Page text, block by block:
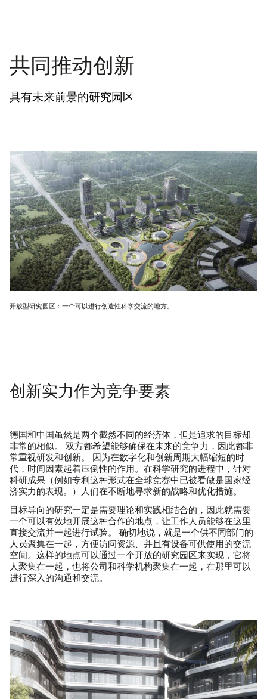
共同推动创新
具有未来前景的研究园区
开放型研究园区：一个可以进行创造性科学交流的地方。
创新实力作为竞争要素
德国和中国虽然是两个截然不同的经济体，但是追求的目标却
非常的相似。 双方都希望能够确保在未来的竞争力，因此都非
常重视研发和创新。 因为在数字化和创新周期大幅缩短的时
代，时间因素起着压倒性的作用。在科学研究的进程中，针对
科研成果（例如专利这种形式在全球竞赛中已被看做是国家经
济实力的表现。）人们在不断地寻求新的战略和优化措施。
目标导向的研究一定是需要理论和实践相结合的，因此就需要
一个可以有效地开展这种合作的地点，让工作人员能够在这里
直接交流并一起进行试验。 确切地说，就是一个供不同部门的
人员聚集在一起，方便访问资源、并且有设备可供使用的交流
空间。这样的地点可以通过一个开放的研究园区来实现，它将
人聚集在一起，也将公司和科学机构聚集在一起，在那里可以
进行深入的沟通和交流。